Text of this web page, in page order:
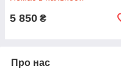
5 850 ₴
Про нас